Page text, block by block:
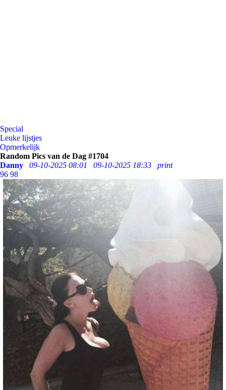
Special
Leuke lijstjes
Opmerkelijk
Random Pics van de Dag #1704
Danny
09-10-2025 08:01 09-10-2025 18:33
print
96 98